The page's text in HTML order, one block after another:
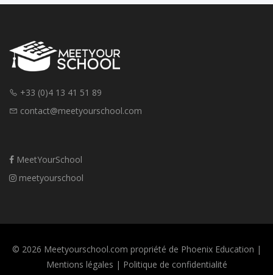
+33 (0)4 13 41 51 89
contact@meetyourschool.com
MeetYourSchool
meetyourschool
© 2026 Meetyourschool.com propriété de Phoenix Education |
Mentions légales | Politique de confidentialité